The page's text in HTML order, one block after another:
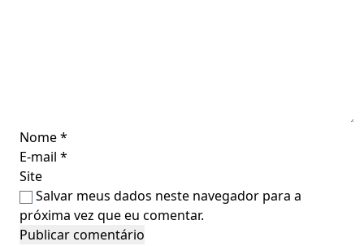
Nome*
E-mail *
Site
Salvar meus dados neste navegador para a
próxima vez que eu comentar.